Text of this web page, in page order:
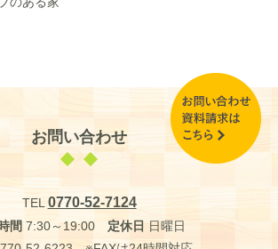
お問い合わせ
TEL0770-52-7124
間 7:30～19:00 定休日 日曜日